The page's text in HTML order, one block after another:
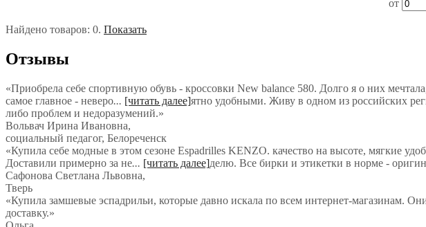
от
Найдено товаров: 0. Показать
Отзывы
«Приобрела себе спортивную обувь - кроссовки New balance 580. Долго я о них
самое главное - неверо... [читать далее]ятно удобными. Живу в одном из российских
либо проблем и недоразумений.»
Вольвач Ирина Ивановна,
социальный педагог, Белореченск
«Купила себе модные в этом сезоне Espadrilles KENZO. качество на высоте, мягкие
Доставили примерно за не... [читать далее]делю. Все бирки и этикетки в норме -
Сафонова Светлана Львовна,
Тверь
«Купила замшевые эспадрильи, которые давно искала по всем интернет-магазинам.
доставку.»